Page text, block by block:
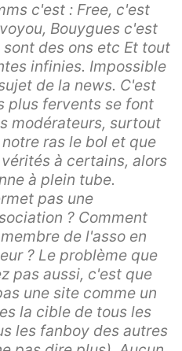
c'est : Free, c'est
Bouygues c'est
des ons etc Et tout
infinies. Impossible
de la news. C'est
plus fervents se font
modérateurs, surtout
ras le bol et que
à certains, alors
à plein tube.
pas une
? Comment
de l'asso en
? Le problème que
pas aussi, c'est que
une site comme un
la cible de tous les
les fanboy des autres